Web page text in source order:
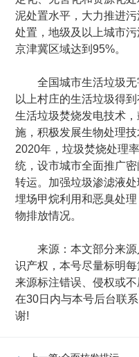
泥处置水平，大力推进
处置，地级及以上城市
京津冀区域达到95%。
全国城市生活垃圾无
以上村庄的生活垃圾得
生活垃圾焚烧发电技术
施，积极发展生物处理
2020年，垃圾焚烧处理
统，设市城市全面推广
转运。加强垃圾渗滤液
埋场甲烷利用和恶臭处
物排放情况。
来源：本文部分来源
识产权，本号尽量标明
来源标注错误、侵权或
在30日内与本号后台联
谢!